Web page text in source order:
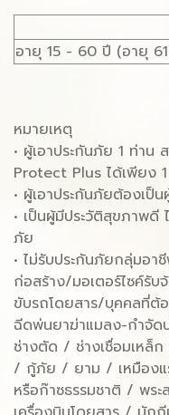
อายุ 15 - 60 ปี (อายุ
หมายเหตุ
• ผู้เอาประกันภัย 1 ท่าน
Protect Plus ได้เพียง
• ผู้เอาประกันภัยต้องเป็
• เป็นผู้มีประวัติสุขภาพดี
ภัย
• ไม่รับประกันภัยกลุ่มอา
ก่อสร้าง/มอเตอร์ไซค์รั
ขับรถโดยสาร/บุคคลที่ต้
ฉีดพ่นยาฆ่าแมลง-กำจัด
ช่างตัด / ช่างเชื่อมเหล็
/ กู้ภัย / ยาม / เหมืองแร่
หรือก๊าซธรรมชาติ / พร